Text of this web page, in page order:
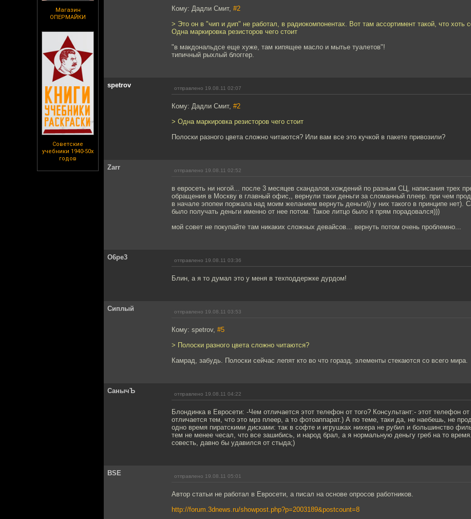
Магазин
ОПЕРМАЙКИ
Советские
учебники 1940-50х
годов
Кому: Дадли Смит, #2
> Это он в "чип и дип" не работал, в радиокомпонентах. Вот там ассортимент такой, что хоть
Одна маркировка резисторов чего стоит
"в макдональдсе еще хуже, там кипящее масло и мытье туалетов"!
типичный рыхлый блоггер.
spetrov отправлено 19.08.11 02:07
Кому: Дадли Смит, #2
> Одна маркировка резисторов чего стоит
Полоски разного цвета сложно читаются? Или вам все это кучкой в пакете привозили?
Zarr отправлено 19.08.11 02:52
в евросеть ни ногой... после 3 месяцев скандалов,хождений по разным СЦ, написания трех
обращения в Москву в главный офис,, вернули таки деньги за сломанный плеер. при чем
в начале эпопеи поржала над моим желанием вернуть деньги)) у них такого в принципе нет).
было получать деньги именно от нее потом. Такое литцо было я прям порадовался)))
мой совет не покупайте там никаких сложных девайсов... вернуть потом очень проблемно...
O6pe3 отправлено 19.08.11 03:36
Блин, а я то думал это у меня в техподдержке дурдом!
Сиплый отправлено 19.08.11 03:53
Кому: spetrov, #5
> Полоски разного цвета сложно читаются?
Камрад, забудь. Полоски сейчас лепят кто во что горазд, элементы стекаются со всего мира.
СанычЪ отправлено 19.08.11 04:22
Блондинка в Евросети: -Чем отличается этот телефон от того? Консультант:- этот телефон от
отличается тем, что это мрз плеер, а то фотоаппарат.) А по теме, таки да, не наебешь, не
одно время пиратскими дисками: так в софте и игрушках нихера не рубил и большинство
тем не менее чесал, что все зашибись, и народ брал, а я нормальную деньгу греб на то
совесть, давно бы удавился от стыда;)
BSE отправлено 19.08.11 05:01
Автор статьи не работал в Евросети, а писал на основе опросов работников.
http://forum.3dnews.ru/showpost.php?p=2003189&postcount=8